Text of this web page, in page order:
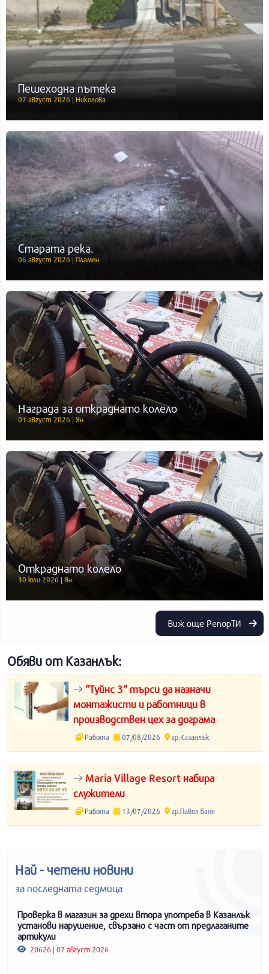
Пешеходна пътека
07 август 2026 | Николова
Старата река.
06 август 2026 | Пламен
Награда за откраднато колело
01 август 2026 | Ян
Откраднато колело
30 юли 2026 | Ян
Виж още РепорТИ
Обяви от Казанлък:
“Туйнс 3“ търси да назначи
монтажисти и работници в
производствен цех за дограма
Работа 07/08/2026 гр.Казанлък
Maria Village Resort набира
служители
Работа 13/07/2026 гр.Павел Баня
Най - четени новини
за последната седмица
Проверка в магазин за дрехи втора употреба в Казанлък
установи нарушение, свързано с част от предлаганите
артикули
20626 | 07 август 2026